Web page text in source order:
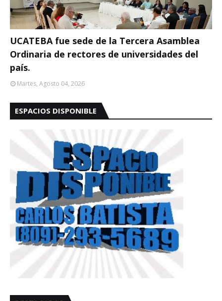
UCATEBA fue sede de la Tercera Asamblea
Ordinaria de rectores de universidades del
país.
Martes, Agosto 04, 2026
ESPACIOS DISPONIBLE